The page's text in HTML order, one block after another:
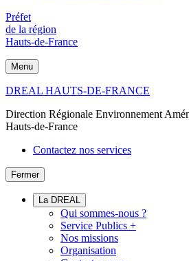
Préfet
de la région
Hauts-de-France
Menu
DREAL HAUTS-DE-FRANCE
Direction Régionale Environnement
Hauts-de-France
Contactez nos services
Fermer
La DREAL
Qui sommes-nous ?
Service Publics +
Nos missions
Organisation